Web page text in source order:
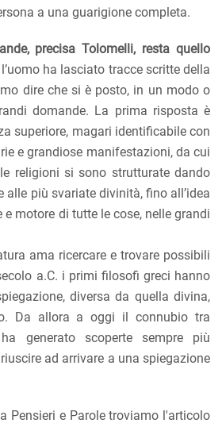
a una guarigione completa.
precisa Tolomelli, resta quello
ha lasciato tracce scritte della
dire che si è posto, in un modo o
domande. La prima risposta è
superiore, magari identificabile con
e grandiose manifestazioni, da cui
religioni si sono strutturate dando
alle più svariate divinità, fino all’idea
e motore di tutte le cose, nelle grandi
ama ricercare e trovare possibili
a.C. i primi filosofi greci hanno
diversa da quella divina,
Da allora a oggi il connubio tra
generato scoperte sempre più
ad arrivare a una spiegazione
Pensieri e Parole troviamo l'articolo